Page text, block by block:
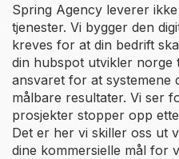
Spring Agency leverer
tjenester. Vi bygger den
kreves for at din bedrift
din hubspot utvikler norge
ansvaret for at systemene
målbare resultater. Vi ser
prosjekter stopper opp
Det er her vi skiller oss ut
dine kommersielle mål for